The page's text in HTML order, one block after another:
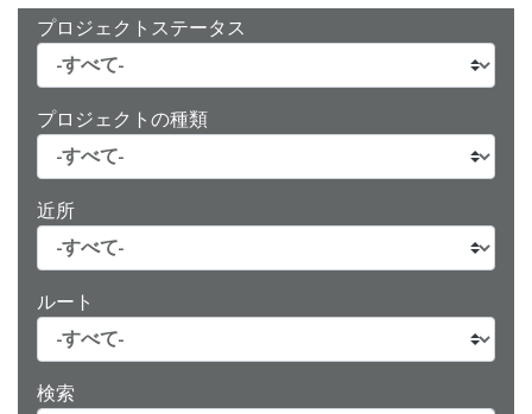
プロジェクトステータス
プロジェクトの種類
近所
ルート
検索